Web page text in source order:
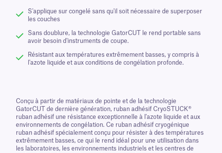
S'applique sur congelé sans qu'il soit nécessaire de superposer
les couches
Sans doublure, la technologie GatorCUT le rend portable sans
avoir besoin d'instruments de coupe.
Résistant aux températures extrêmement basses, y compris à
l'azote liquide et aux conditions de congélation profonde.
Conçu à partir de matériaux de pointe et de la technologie
GatorCUT de dernière génération, ruban adhésif CryoSTUCK®
ruban adhésif une résistance exceptionnelle à l'azote liquide et aux
environnements de congélation. Ce ruban adhésif cryogénique
ruban adhésif spécialement conçu pour résister à des températures
extrêmement basses, ce qui le rend idéal pour une utilisation dans
les laboratoires, les environnements industriels et les centres de